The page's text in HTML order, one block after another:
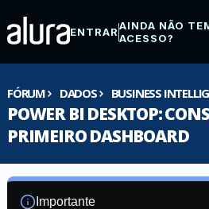
ENTRARAINDA NÃO
ACESSO?
FÓRUM DADOS BUSINESS
POWER BI DESKTOP:
PRIMEIRO DASHBOARD
Importante